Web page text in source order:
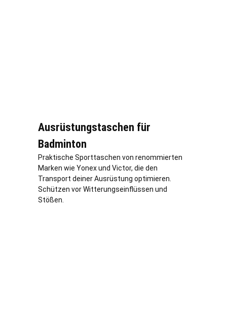
Ausrüstungstaschen für
Badminton
Praktische Sporttaschen von renommierten
Marken wie Yonex und Victor, die den
Transport deiner Ausrüstung optimieren.
Schützen vor Witterungseinflüssen und
Stößen.